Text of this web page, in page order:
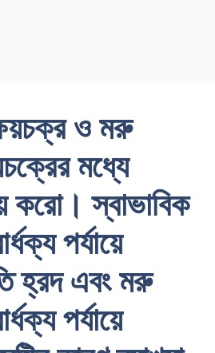
ও মরু
মধ্যে
করাে। স্বাভাবিক
পর্যায়ে
হ্রদ এবং মরু
পর্যায়ে